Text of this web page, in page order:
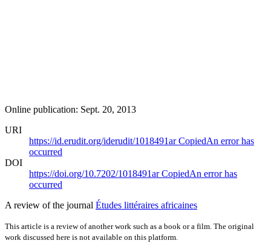
Online publication: Sept. 20, 2013
URI
https://id.erudit.org/iderudit/1018491arCopiedAn error has
occurred
DOI
https://doi.org/10.7202/1018491arCopiedAn error has
occurred
A review of the journal Études littéraires africaines
This article is a review of another work such as a book or a film. The original
work discussed here is not available on this platform.